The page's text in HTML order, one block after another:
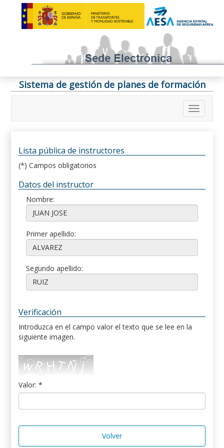
Sistema de gestión de planes de formación
Lista pública de instructores
(*) Campos obligatorios
Datos del instructor
Nombre:
Primer apellido:
Segundo apellido:
Verificación
Introduzca en el campo valor el texto que se lee en la
siguiente imagen.
Valor: *
Volver